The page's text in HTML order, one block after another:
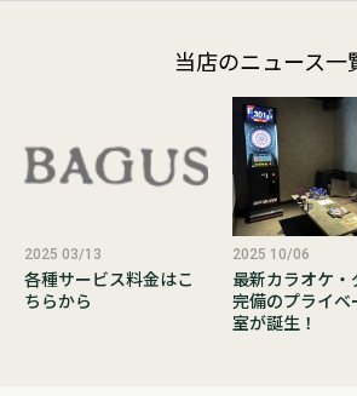
当店のニュース一
2025 03/13
各種サービス料金はこ
ちらから
2025 10/06
最新カラオケ・
完備のプライベ
室が誕生！